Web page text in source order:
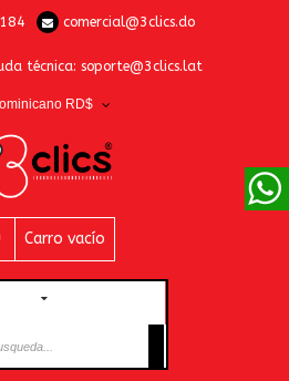
comercial@3clics.do
técnica: soporte@3clics.lat
RD$
Carro vacío
CATEGORÍAS